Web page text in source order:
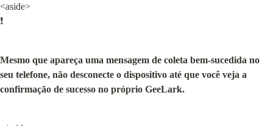
<aside>
❗
Mesmo que apareça uma mensagem de coleta bem-sucedida no
seu telefone, não desconecte o dispositivo até que você veja a
confirmação de sucesso no próprio GeeLark.